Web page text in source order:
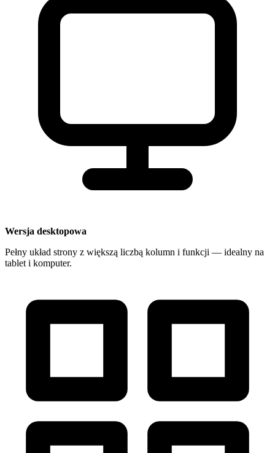
Wersja desktopowa
Pełny układ strony z większą liczbą kolumn i funkcji — idealny na
tablet i komputer.